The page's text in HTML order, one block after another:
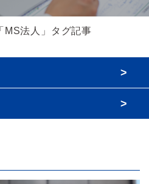
MS法人」タグ記事